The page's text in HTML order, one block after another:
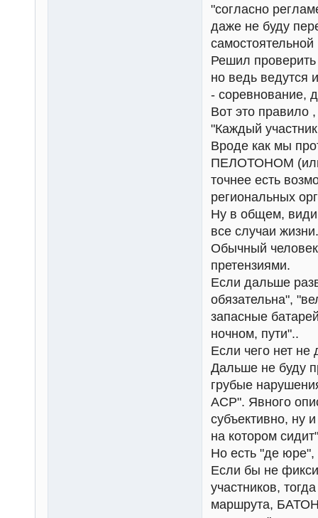
"согласно
даже не буду
самостоятельной
Решил
но ведь ведутся
- соревнование,
Вот это правило
"Каждый
Вроде как мы
ПЕЛОТОНОМ (или
точнее есть
региональных
Ну в общем,
все случаи жизни.
Обычный
претензиями.
Если дальше
обязательна",
запасные
ночном, пути"..
Если чего нет не
Дальше не буду
грубые
ACP". Явного
субъективно, ну
на котором
Но есть "де юре",
Если бы не
участников,
маршрута,